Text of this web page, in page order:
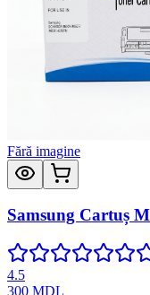
Fără imagine
Samsung Cartuș
4.5
300 MDL